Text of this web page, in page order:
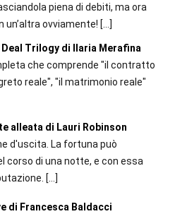
piena di debiti, ma ora
ovviamente! […]
Deal Trilogy di Ilaria Merafina
che comprende "il contratto
reale", "il matrimonio reale"
alleata di Lauri Robinson
d'uscita. La fortuna può
corso di una notte, e con essa
[…]
di Francesca Baldacci